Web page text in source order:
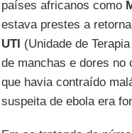
países africanos como
estava prestes a
UTI (Unidade de
de manchas e dores no
que havia contraído
suspeita de ebola era